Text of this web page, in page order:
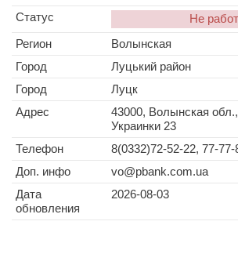
Статус
Не
Регион
Волынская
Город
Луцький район
Город
Луцк
Адрес
43000, Волынская
Украинки 23
Телефон
8(0332)72-52-22, 77-77-
Доп. инфо
vo@pbank.com.ua
Дата
обновления
2026-08-03